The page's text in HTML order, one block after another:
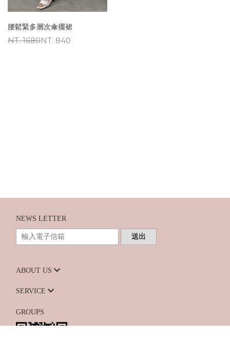
腰鬆緊多層次傘擺裙
NT. 1680NT. 840
NEWS LETTER
送出
ABOUT US
SERVICE
GROUPS